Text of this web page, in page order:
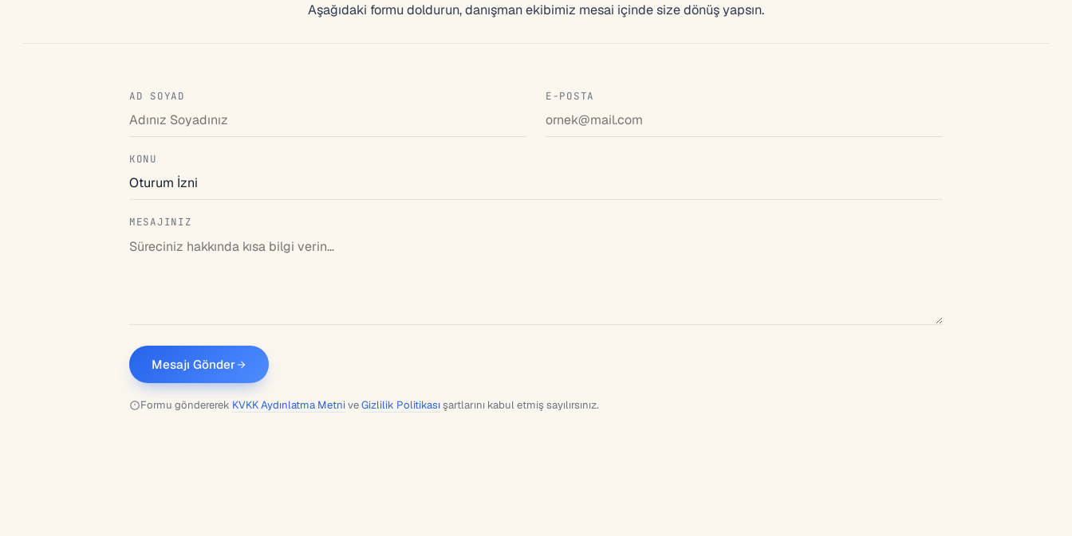
Aşağıdaki formu doldurun, danışman ekibimiz mesai içinde size dönüş yapsın.
AD SOYAD E-POSTA
KONU
MESAJINIZ
Mesajı Gönder
Formu göndererek KVKK Aydınlatma MetniveGizlilik Politikasışartlarını kabul etmiş sayılırsınız.